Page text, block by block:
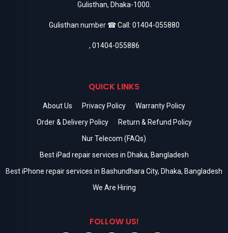
Gulisthan, Dhaka-1000.
Gulisthan number ☎ Call: 01404-055880
, 01404-055886
QUICK LINKS
About Us Privacy Policy
Warranty Policy
Order & Delivery Policy
Return & Refund Policy
Nur Telecom (FAQs)
Best iPad repair services in Dhaka, Bangladesh
Best iPhone repair services in Bashundhara City, Dhaka, Bangladesh
We Are Hiring
FOLLOW US!